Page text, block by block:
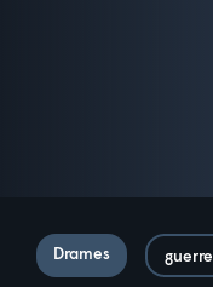
Drames guerre